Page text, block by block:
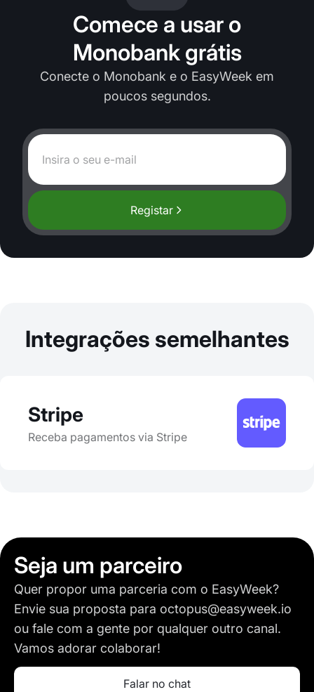
Comece a usar o
Monobank grátis
Conecte o Monobank e o EasyWeek em
poucos segundos.
Registar
Integrações semelhantes
Stripe
Receba pagamentos via Stripe
Seja um parceiro
Quer propor uma parceria com o EasyWeek?
Envie sua proposta para octopus@easyweek.io
ou fale com a gente por qualquer outro canal.
Vamos adorar colaborar!
Falar no chat